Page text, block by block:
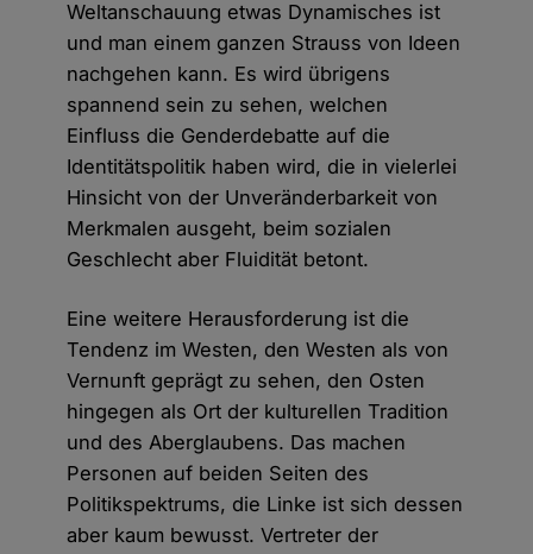
Weltanschauung etwas Dynamisches ist
und man einem ganzen Strauss von Ideen
nachgehen kann. Es wird übrigens
spannend sein zu sehen, welchen
Einfluss die Genderdebatte auf die
Identitätspolitik haben wird, die in vielerlei
Hinsicht von der Unveränderbarkeit von
Merkmalen ausgeht, beim sozialen
Geschlecht aber Fluidität betont.
Eine weitere Herausforderung ist die
Tendenz im Westen, den Westen als von
Vernunft geprägt zu sehen, den Osten
hingegen als Ort der kulturellen Tradition
und des Aberglaubens. Das machen
Personen auf beiden Seiten des
Politikspektrums, die Linke ist sich dessen
aber kaum bewusst. Vertreter der